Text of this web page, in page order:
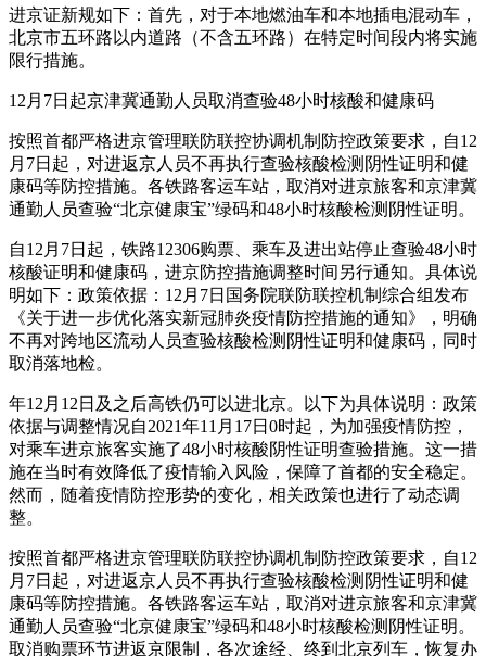
进京证新规如下：首先，对于本地燃油车和本地插电混动车，
北京市五环路以内道路（不含五环路）在特定时间段内将实施
限行措施。
12月7日起京津冀通勤人员取消查验48小时核酸和健康码
按照首都严格进京管理联防联控协调机制防控政策要求，自12
月7日起，对进返京人员不再执行查验核酸检测阴性证明和健
康码等防控措施。各铁路客运车站，取消对进京旅客和京津冀
通勤人员查验“北京健康宝”绿码和48小时核酸检测阴性证明。
自12月7日起，铁路12306购票、乘车及进出站停止查验48小时
核酸证明和健康码，进京防控措施调整时间另行通知。具体说
明如下：政策依据：12月7日国务院联防联控机制综合组发布
《关于进一步优化落实新冠肺炎疫情防控措施的通知》，明确
不再对跨地区流动人员查验核酸检测阴性证明和健康码，同时
取消落地检。
年12月12日及之后高铁仍可以进北京。以下为具体说明：政策
依据与调整情况自2021年11月17日0时起，为加强疫情防控，
对乘车进京旅客实施了48小时核酸阴性证明查验措施。这一措
施在当时有效降低了疫情输入风险，保障了首都的安全稳定。
然而，随着疫情防控形势的变化，相关政策也进行了动态调
整。
按照首都严格进京管理联防联控协调机制防控政策要求，自12
月7日起，对进返京人员不再执行查验核酸检测阴性证明和健
康码等防控措施。各铁路客运车站，取消对进京旅客和京津冀
通勤人员查验“北京健康宝”绿码和48小时核酸检测阴性证明。
取消购票环节进返京限制，各次途经、终到北京列车，恢复办